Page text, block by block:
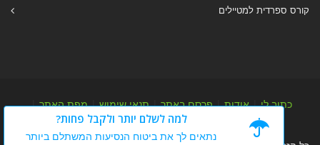
קורס ספרדית למטיילים
כתוב לי|אודות|פרסם באתר|תנאי שימוש|מפת האתר|
מפת אלבום|מפת מאמרי מידע
למה לשלם יותר ולקבל פחות?
נתאים לך את ביטוח הנסיעות המשתלם ביותר